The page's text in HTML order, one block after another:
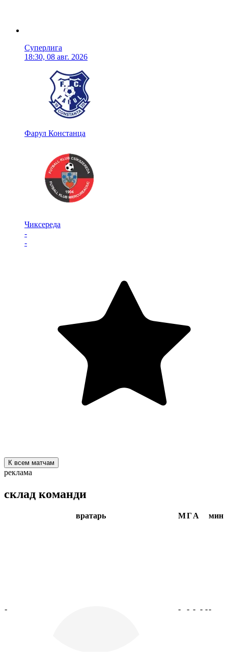
Суперлига
18:30, 08 авг. 2026
Фарул Констанца
Чиксереда
-
-
К всем матчам
реклама
склад команди
вратарь МГА мин
- - - - - --